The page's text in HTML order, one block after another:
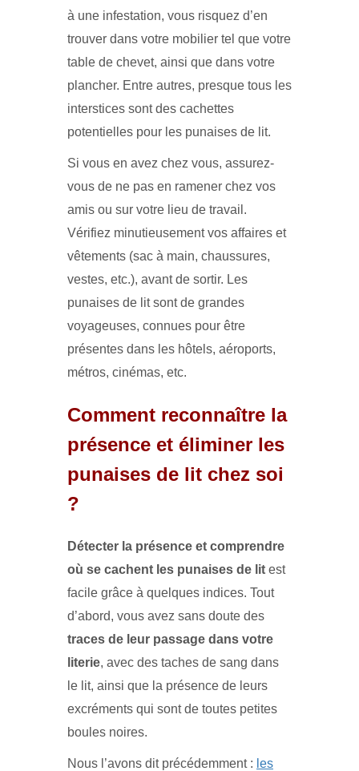
à une infestation, vous risquez d’en
trouver dans votre mobilier tel que votre
table de chevet, ainsi que dans votre
plancher. Entre autres, presque tous les
interstices sont des cachettes
potentielles pour les punaises de lit.
Si vous en avez chez vous, assurez-
vous de ne pas en ramener chez vos
amis ou sur votre lieu de travail.
Vérifiez minutieusement vos affaires et
vêtements (sac à main, chaussures,
vestes, etc.), avant de sortir. Les
punaises de lit sont de grandes
voyageuses, connues pour être
présentes dans les hôtels, aéroports,
métros, cinémas, etc.
Comment reconnaître la
présence et éliminer les
punaises de lit chez soi
?
Détecter la présence et comprendre
où se cachent les punaises de lit est
facile grâce à quelques indices. Tout
d’abord, vous avez sans doute des
traces de leur passage dans votre
literie, avec des taches de sang dans
le lit, ainsi que la présence de leurs
excréments qui sont de toutes petites
boules noires.
Nous l’avons dit précédemment : les